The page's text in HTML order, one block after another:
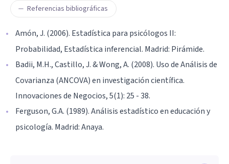
Referencias bibliográficas
Amón, J. (2006). Estadística para psicólogos II:
Probabilidad, Estadística inferencial. Madrid: Pirámide.
Badii, M.H., Castillo, J. & Wong, A. (2008). Uso de Análisis de
Covarianza (ANCOVA) en investigación científica.
Innovaciones de Negocios, 5(1): 25 - 38.
Ferguson, G.A. (1989). Análisis estadístico en educación y
psicología. Madrid: Anaya.